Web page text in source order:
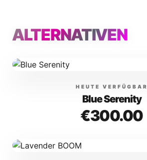
ALTERNATIVEN
HEUTE VERFÜGBAR
Blue Serenity
€300.00